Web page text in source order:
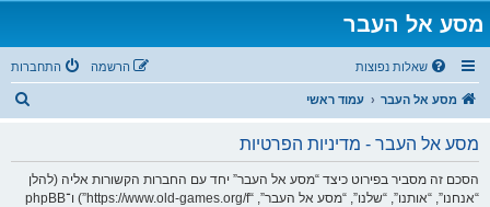
מסע אל העבר
שאלות נפוצות התחברות הרשמה
מסע אל העבר עמוד ראשי
מסע אל העבר - מדיניות הפרטיות
הסכם זה מסביר בפירוט כיצד “מסע אל העבר” יחד עם החברות הקשורות אליה (להלן
“אנחנו”, “אותנו”, “שלנו”, “מסע אל העבר”, “https://www.old-games.org/f”) ו־phpBB